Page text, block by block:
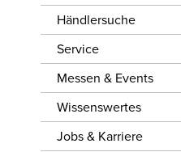
SERVICE
MESSEN
EVENTS
WISSENSWERTES
Händlersuche
Service
Messen & Events
Wissenswertes
Jobs & Karriere